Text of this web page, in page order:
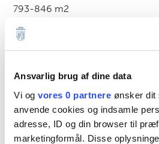
Ansvarlig brug af dine data
Vi og vores 0 partnere ønsker dit
anvende cookies og indsamle
adresse, ID og din browser til
marketingformål. Disse
793-846 m2